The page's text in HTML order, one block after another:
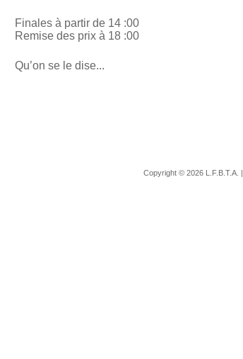
Finales à partir de 14 :00
Remise des prix à 18 :00
Qu’on se le dise...
Copyright © 2026 L.F.B.T.A. |